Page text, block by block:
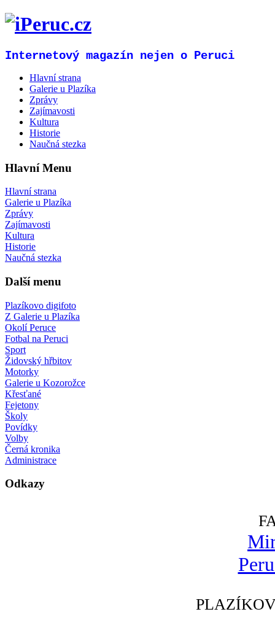
Internetový magazín nejen o Peruci
Hlavní strana
Galerie u Plazíka
Zprávy
Zajímavosti
Kultura
Historie
Naučná stezka
Hlavní Menu
Hlavní strana
Galerie u Plazíka
Zprávy
Zajímavosti
Kultura
Historie
Naučná stezka
Další menu
Plazíkovo digifoto
Z Galerie u Plazíka
Okolí Peruce
Fotbal na Peruci
Sport
Židovský hřbitov
Motorky
Galerie u Kozorožce
Křesťané
Fejetony
Školy
Povídky
Volby
Černá kronika
Administrace
Odkazy